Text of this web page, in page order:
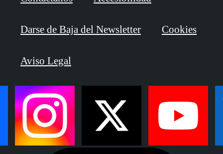
Darse de Baja del Newsletter Cookies
Aviso Legal